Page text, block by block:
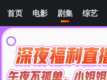
首页 电影 剧集 综艺
翘楚
清空